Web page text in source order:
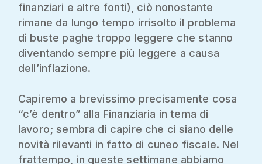
finanziari e altre fonti), ciò nonostante
rimane da lungo tempo irrisolto il problema
di buste paghe troppo leggere che stanno
diventando sempre più leggere a causa
dell’inflazione.
Capiremo a brevissimo precisamente cosa
“c’è dentro” alla Finanziaria in tema di
lavoro; sembra di capire che ci siano delle
novità rilevanti in fatto di cuneo fiscale. Nel
frattempo, in queste settimane abbiamo